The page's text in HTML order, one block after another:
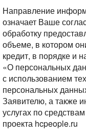
Направление
означает Ваше
обработку
объеме, в котором
кредит, в порядке и
«О персональных
с использованием
персональных
Заявителю, а также
услугах по
проекта hcpeople.ru